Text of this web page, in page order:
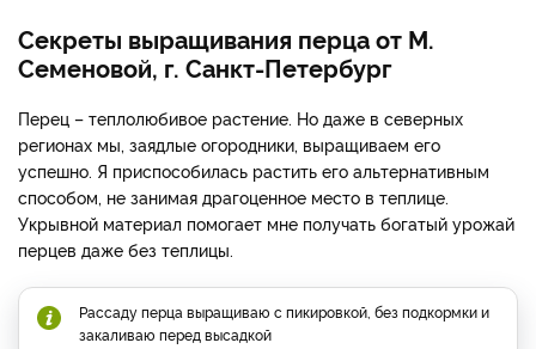
Секреты выращивания перца от М.
Семеновой, г. Санкт-Петербург
Перец – теплолюбивое растение. Но даже в северных
регионах мы, заядлые огородники, выращиваем его
успешно. Я приспособилась растить его альтернативным
способом, не занимая драгоценное место в теплице.
Укрывной материал помогает мне получать богатый урожай
перцев даже без теплицы.
Рассаду перца выращиваю с пикировкой, без подкормки и
закаливаю перед высадкой